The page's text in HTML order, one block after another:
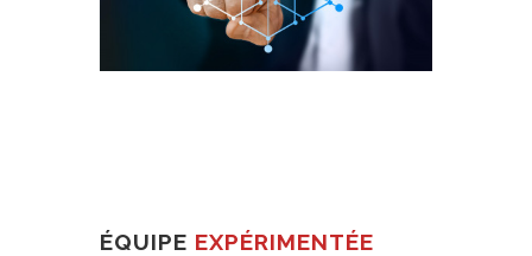
ÉQUIPE EXPÉRIMENTÉE